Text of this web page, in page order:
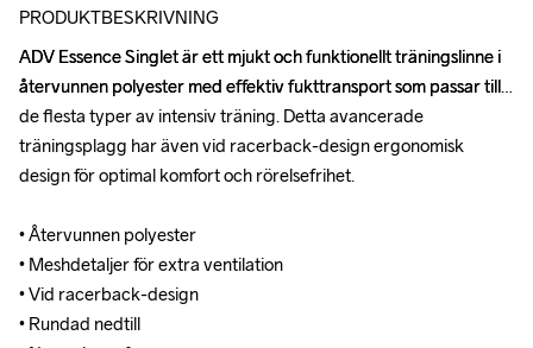
PRODUKTBESKRIVNING
ADV Essence Singlet är ett mjukt och funktionellt träningslinne i
återvunnen polyester med effektiv fukttransport som passar till
de flesta typer av intensiv träning. Detta avancerade
träningsplagg har även vid racerback-design ergonomisk
design för optimal komfort och rörelsefrihet.
• Återvunnen polyester
• Meshdetaljer för extra ventilation
• Vid racerback-design
• Rundad nedtill
ADV Essence Singlet är ett mjukt och funktionellt träningslinne i
återvunnen polyester med effektiv fukttransport som passar till
de flesta typer av intensiv träning. Detta avancerade
träningsplagg har även vid racerback-design ergonomisk
design för optimal komfort och rörelsefrihet.
• Återvunnen polyester
• Meshdetaljer för extra ventilation
• Vid racerback-design
• Rundad nedtill